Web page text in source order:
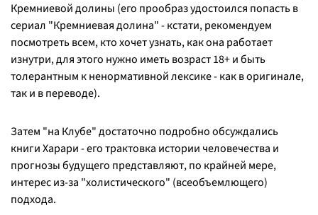
Кремниевой долины (его прообраз удостоился попасть в
сериал "Кремниевая долина" - кстати, рекомендуем
посмотреть всем, кто хочет узнать, как она работает
изнутри, для этого нужно иметь возраст 18+ и быть
толерантным к ненормативной лексике - как в оригинале,
так и в переводе).
Затем "на Клубе" достаточно подробно обсуждались
книги Харари - его трактовка истории человечества и
прогнозы будущего представляют, по крайней мере,
интерес из-за "холистического" (всеобъемлющего)
подхода.